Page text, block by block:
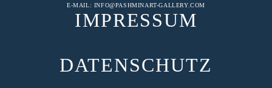
E-MAIL: INFO@PASHMINART-GALLERY.COM
IMPRESSUM
DATENSCHUTZ